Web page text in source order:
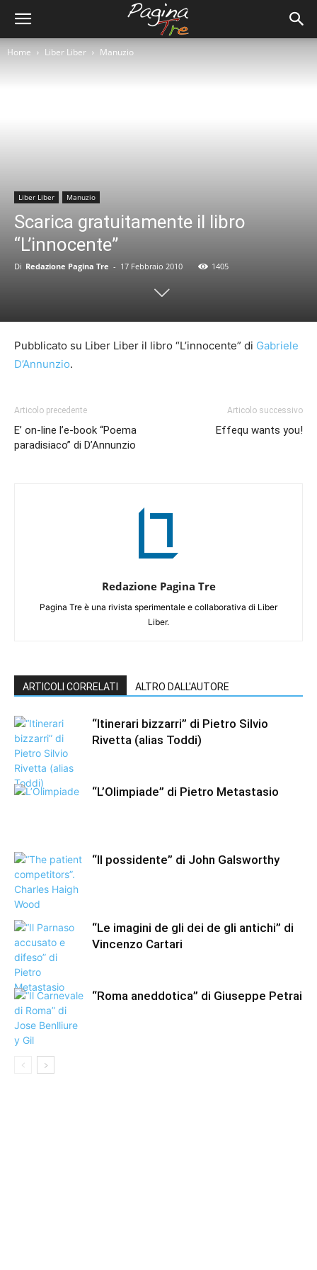
Home Liber Liber Manuzio
Liber Liber Manuzio
Scarica gratuitamente il libro
“L’innocente”
Di Redazione Pagina Tre - 17 Febbraio 2010 1405
Pubblicato su Liber Liber il libro “L’innocente” di Gabriele
D’Annunzio.
Articolo precedente
E’ on-line l’e-book “Poema
paradisiaco” di D’Annunzio
Articolo successivo
Effequ wants you!
Redazione Pagina Tre
Pagina Tre è una rivista sperimentale e collaborativa di Liber
Liber.
ARTICOLI CORRELATI ALTRO DALL'AUTORE
“Itinerari bizzarri” di Pietro Silvio
Rivetta (alias Toddi)
“L’Olimpiade” di Pietro Metastasio
“Il possidente” di John Galsworthy
“Le imagini de gli dei de gli antichi” di
Vincenzo Cartari
“Roma aneddotica” di Giuseppe Petrai